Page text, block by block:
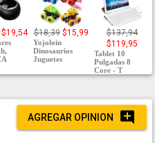
$19,54 $18,39 $15,99
Yojoloin
Dinosaurios
Juguetes
$137,94
$119,95
Tablet 10
Pulgadas 8
Core - T
AGREGAR OPINION